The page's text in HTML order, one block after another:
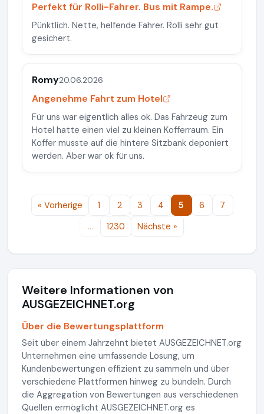
Perfekt für Rolli-Fahrer. Bus mit Rampe.
Pünktlich. Nette, helfende Fahrer. Rolli sehr gut
gesichert.
Romy20.06.2026
Angenehme Fahrt zum Hotel
Für uns war eigentlich alles ok. Das Fahrzeug zum
Hotel hatte einen viel zu kleinen Kofferraum. Ein
Koffer musste auf die hintere Sitzbank deponiert
werden. Aber war ok für uns.
« Vorherige 1 2 3 4 5 6
7
…
1230 Nächste »
Weitere Informationen von
AUSGEZEICHNET.org
Über die Bewertungsplattform
Seit über einem Jahrzehnt bietet AUSGEZEICHNET.org
Unternehmen eine umfassende Lösung, um
Kundenbewertungen effizient zu sammeln und über
verschiedene Plattformen hinweg zu bündeln. Durch
die Aggregation von Bewertungen aus verschiedenen
Quellen ermöglicht AUSGEZEICHNET.org es